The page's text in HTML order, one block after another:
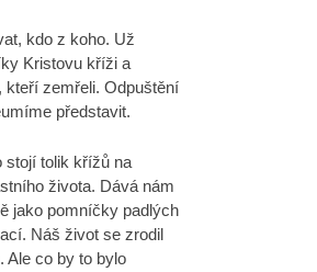
kdo z koho. Už
Kristovu kříži a
kteří zemřeli. Odpuštění
představit.
stojí tolik křížů na
života. Dává nám
jako pomníčky padlých
Náš život se zrodil
Ale co by to bylo